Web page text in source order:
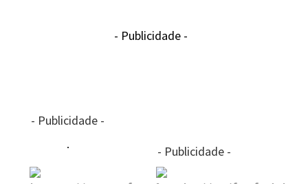
- Publicidade -
- Publicidade -
- Publicidade -